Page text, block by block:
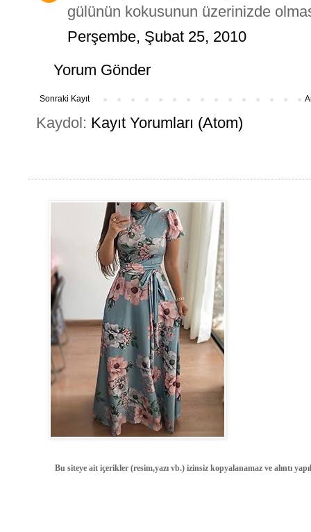
gülünün kokusunun üzerinizde
Perşembe, Şubat 25, 2010
Yorum Gönder
Sonraki Kayıt
Kaydol: Kayıt Yorumları (Atom)
Bu siteye ait içerikler (resim,yazı vb.) izinsiz kopyalanamaz ve alıntı